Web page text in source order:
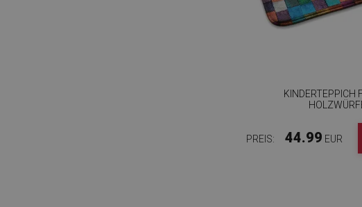
KINDERTEPPICH
PREIS: 44.99 EUR